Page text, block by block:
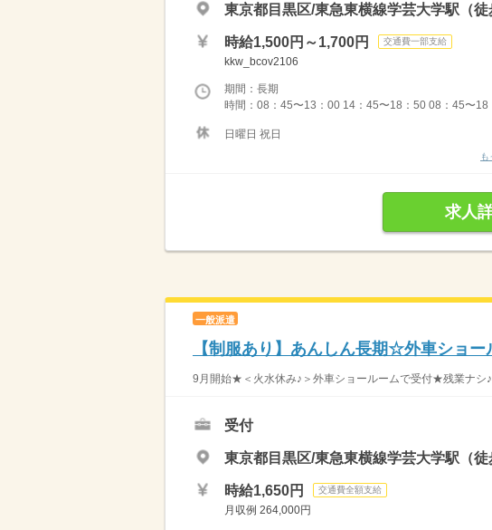
東京都目黒区/東急東横線学芸大学駅（徒
時給1,500円～1,700円 交通費一部支給
kkw_bcov2106
期間：長期
時間：08：45〜13：00 14：45〜18：50 08：45〜
日曜日 祝日
も
求人
一般派遣
【制服あり】あんしん長期☆外車ショ
9月開始★＜火水休み♪＞外車ショールームで受付★残業ナシ
受付
東京都目黒区/東急東横線学芸大学駅（徒
時給1,650円 交通費全額支給
月収例 264,000円